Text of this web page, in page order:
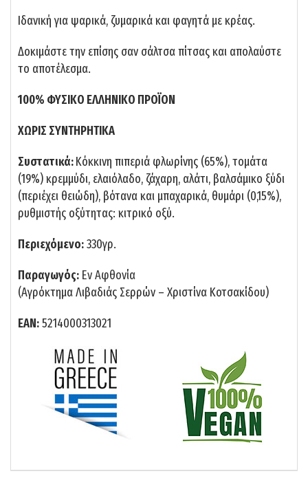
Ιδανική για ψαρικά, ζυμαρικά και φαγητά με κρέας.
Δοκιμάστε την επίσης σαν σάλτσα πίτσας και απολαύστε
το αποτέλεσμα.
100% ΦΥΣΙΚΟ ΕΛΛΗΝΙΚΟ ΠΡΟΪΟΝ
ΧΩΡΙΣ ΣΥΝΤΗΡΗΤΙΚΑ
Συστατικά:Κόκκινη πιπεριά φλωρίνης (65%), τομάτα
(19%) κρεμμύδι, ελαιόλαδο, ζάχαρη, αλάτι, βαλσάμικο ξύδι
(περιέχει θειώδη), βότανα και μπαχαρικά, θυμάρι (0,15%),
ρυθμιστής οξύτητας: κιτρικό οξύ.
Περιεχόμενο:330γρ.
Παραγωγός: Εν Αφθονία
(Αγρόκτημα Λιβαδιάς Σερρών – Χριστίνα Κοτσακίδου)
ΕΑΝ:5214000313021